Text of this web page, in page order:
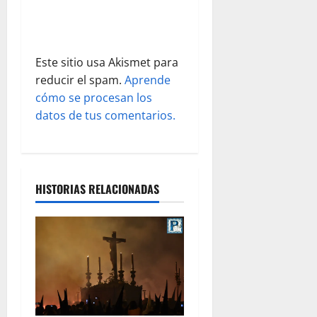
d
a
s
Este sitio usa Akismet para
reducir el spam. Aprende
cómo se procesan los
datos de tus comentarios.
HISTORIAS RELACIONADAS